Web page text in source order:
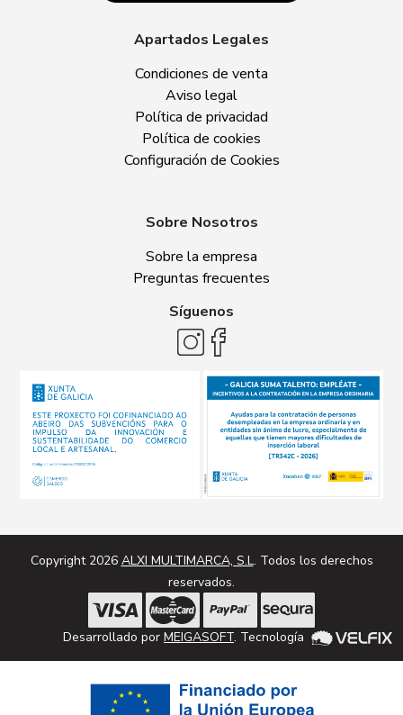
Apartados Legales
Condiciones de venta
Aviso legal
Política de privacidad
Política de cookies
Configuración de Cookies
Sobre Nosotros
Sobre la empresa
Preguntas frecuentes
Síguenos
Copyright 2026 ALXI MULTIMARCA, S.L. Todos los derechos
reservados.
Desarrollado por MEIGASOFT. Tecnología